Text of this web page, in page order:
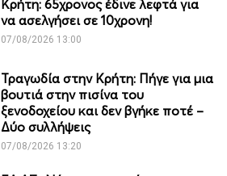
Κρήτη: 65χρονος έδινε λεφτά για
να ασελγήσει σε 10χρονη!
07/08/2026 13:00
Τραγωδία στην Κρήτη: Πήγε για μια
βουτιά στην πισίνα του
ξενοδοχείου και δεν βγήκε ποτέ –
Δύο συλλήψεις
07/08/2026 13:20